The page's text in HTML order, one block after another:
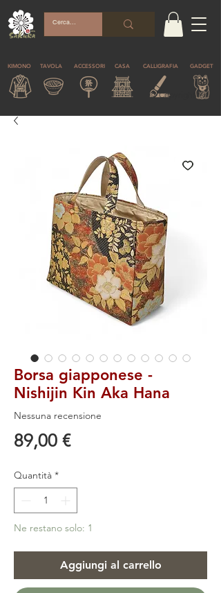
KIMONO TAVOLA ACCESSORI CASA CALLIGRAFIA GADGET
© Copyright
Borsa giapponese -
Nishijin Kin Aka Hana
Nessuna recensione
89,00 €Prezzo
Quantità *
Ne restano solo: 1
Aggiungi al carrello